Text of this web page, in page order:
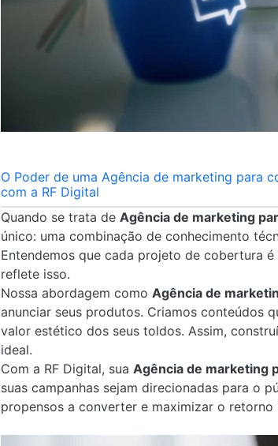
O Poder de uma Agência de marketing para
com a RF Digital
Quando se trata de Agência de marketing
único: uma combinação de conhecimento
Entendemos que cada projeto de cobertura
reflete isso.
Nossa abordagem como Agência de
anunciar seus produtos. Criamos conteúdos
valor estético dos seus toldos. Assim,
ideal.
Com a RF Digital, sua Agência de marketing
suas campanhas sejam direcionadas para o
propensos a converter e maximizar o